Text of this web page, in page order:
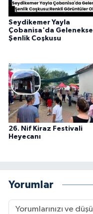
Seydikemer Yayla
Çobanisa'da Geleneksel
Şenlik Coşkusu
26. Nif Kiraz Festivali
Heyecanı
Yorumlar